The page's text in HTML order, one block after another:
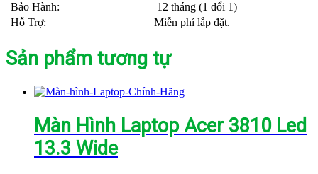
Bảo Hành:
12 tháng (1 đổi 1)
Hỗ Trợ:
Miễn phí lắp đặt.
Sản phẩm tương tự
Màn Hình Laptop Acer 3810 Led
13.3 Wide